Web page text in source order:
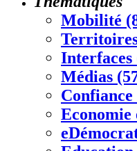
Mobilité
Interfaces
Médias
Confiance
Economie